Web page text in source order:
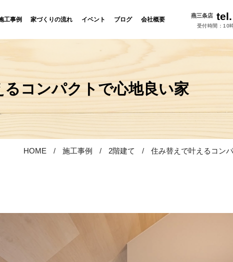
工事例 家づくりの流れ イベント ブログ 会社概要
燕三条店 tel.
受付時間：10
コンパクトで心地良い家
HOME 施工事例 2階建て 住み替えで叶えるコン